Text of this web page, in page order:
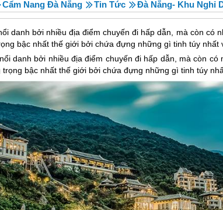
Cẩm Nang Đà Nẵng Tin Tức Đà Nẵng- Khu Nghỉ
danh bởi nhiều địa điểm chuyến đi hấp dẫn, mà còn có
bậc nhất thế giới bởi chứa đựng những gì tinh túy
danh bởi nhiều địa điểm chuyến đi hấp dẫn, mà còn
trọng bậc nhất thế giới bởi chứa đựng những gì tinh túy